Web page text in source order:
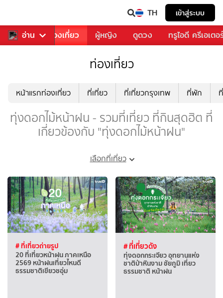
TH เข้าสู่ระบบ
อ่าน
อาหาร ท่องเที่ยว ผู้หญิง ดูดวง ทรูไอดี ครีเอเตอ
ท่องเที่ยว
หน้าแรกท่องเที่ยว ที่เที่ยว ที่เที่ยวกรุงเทพ ที่พัก
ทุ่งดอกไม้หน้าฝน - รวมที่เที่ยว ที่กินสุดฮิต ที่
เกี่ยวข้องกับ "ทุ่งดอกไม้หน้าฝน"
เลือกที่เที่ยว
# ที่เที่ยวถ่ายรูป
20 ที่เที่ยวหน้าฝน ภาคเหนือ
2569 หน้าฝนเที่ยวไหนดี
ธรรมชาติเขียวชอุ่ม
# ที่เที่ยวดัง
ทุ่งดอกกระเจียว อุทยานแห่ง
ชาติป่าหินงาม ชัยภูมิ เที่ยว
ธรรมชาติ หน้าฝน